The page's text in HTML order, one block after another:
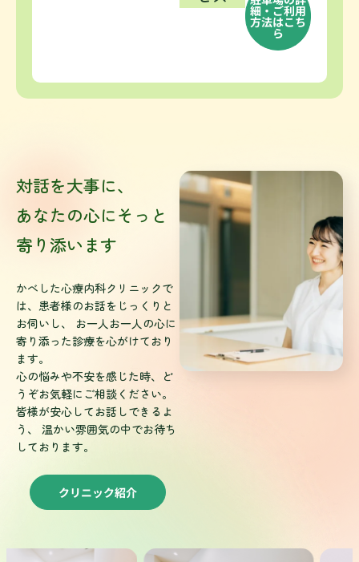
細・ご利用
方法はこち
ら
対話を大事に、
あなたの心にそっと
寄り添います
かべした心療内科クリニックで
は、患者様のお話をじっくりと
お伺いし、 お一人お一人の心に
寄り添った診療を心がけており
ます。
心の悩みや不安を感じた時、ど
うぞお気軽にご相談ください。
皆様が安心してお話しできるよ
う、 温かい雰囲気の中でお待ち
しております。
クリニック紹介